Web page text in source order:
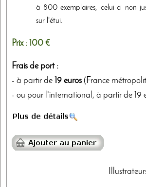
à 800 exemplaires, celui-ci non
sur l'étui.
Prix : 100 €
Frais de port :
- à partir de 19 euros (France
- ou pour l'international, à partir de 19